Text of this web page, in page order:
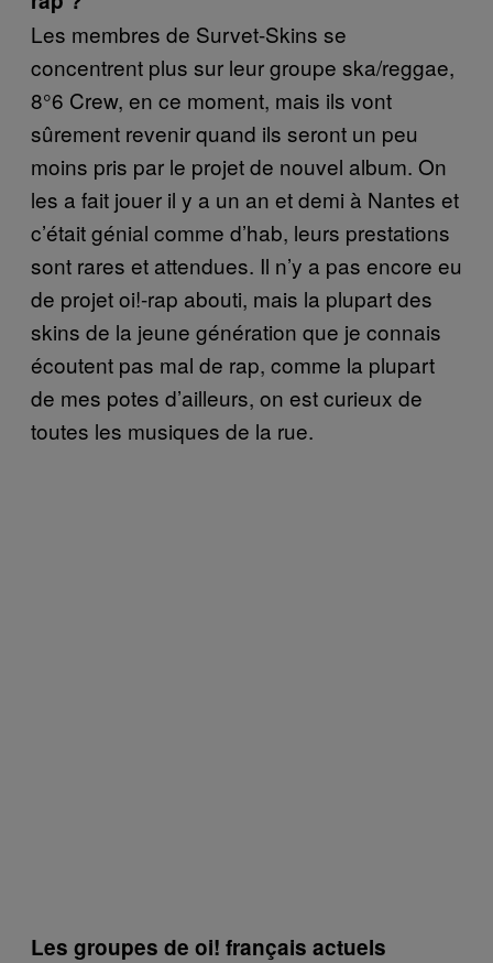
Les membres de Survet-Skins se
concentrent plus sur leur groupe ska/reggae,
8°6 Crew, en ce moment, mais ils vont
sûrement revenir quand ils seront un peu
moins pris par le projet de nouvel album. On
les a fait jouer il y a un an et demi à Nantes et
c’était génial comme d’hab, leurs prestations
sont rares et attendues. Il n’y a pas encore eu
de projet oi!-rap abouti, mais la plupart des
skins de la jeune génération que je connais
écoutent pas mal de rap, comme la plupart
de mes potes d’ailleurs, on est curieux de
toutes les musiques de la rue.
Les groupes de oi! français actuels